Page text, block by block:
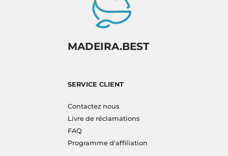
MADEIRA.BEST
SERVICE CLIENT
Contactez nous
Livre de réclamations
FAQ
Programme d'affiliation